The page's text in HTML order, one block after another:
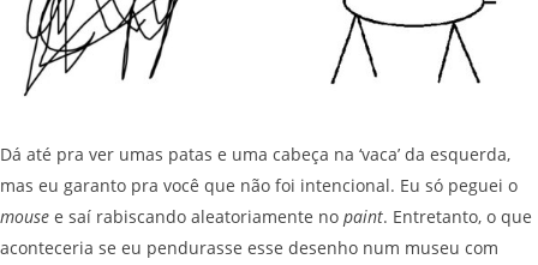
Dá até pra ver umas patas e uma cabeça na ‘vaca’ da esquerda,
mas eu garanto pra você que não foi intencional. Eu só peguei o
mouse e saí rabiscando aleatoriamente no paint. Entretanto, o que
aconteceria se eu pendurasse esse desenho num museu com